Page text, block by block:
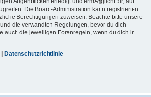
Die Board-Administration kann registrierten
Berechtigungen zuweisen. Beachte bitte unsere
die verwandten Regelungen, bevor du dich
auch die jeweiligen Forenregeln, wenn du dich in
| Datenschutzrichtlinie